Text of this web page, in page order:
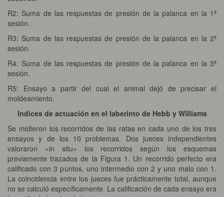
R2: Suma de las respuestas de presión de la palanca en la 1ª
sesión.
R3: Suma de las respuestas de presión de la palanca en la 2ª
sesión.
R4: Suma de las respuestas de presión de la palanca en la 3ª
sesión.
R5: Ensayo a partir del cual el animal dejó de precisar el
moldeamiento.
Indices de actuación en el laberinto de Hebb y Williams
Se midieron los recorridos de las ratas en cada uno de los tres
ensayos y de los 10 problemas. Dos jueces independientes
valoraron «in situ» los recorridos según los esquemas
previamente trazados de la Figura 1. Un recorrido perfecto era
calificado con 3 puntos, uno intermedio con 2 y uno malo con 1.
La coincidencia entre los jueces fue prácticamente total, aunque
no se calculó específicamente. La calificación de cada ensayo era